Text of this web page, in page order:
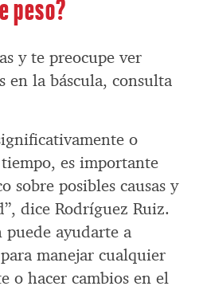
peso?
y te preocupe ver
en la báscula, consulta
o
es importante
sobre posibles causas y
dice Rodríguez Ruiz.
puede ayudarte a
manejar cualquier
o hacer cambios en el